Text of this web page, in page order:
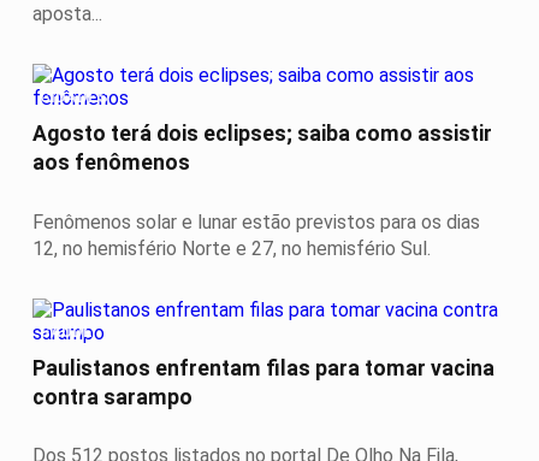
aposta...
CIDADES
Agosto terá dois eclipses; saiba como assistir
aos fenômenos
Fenômenos solar e lunar estão previstos para os dias
12, no hemisfério Norte e 27, no hemisfério Sul.
SAÚDE
Paulistanos enfrentam filas para tomar vacina
contra sarampo
Dos 512 postos listados no portal De Olho Na Fila,